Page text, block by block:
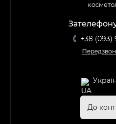
+38 (093)
До